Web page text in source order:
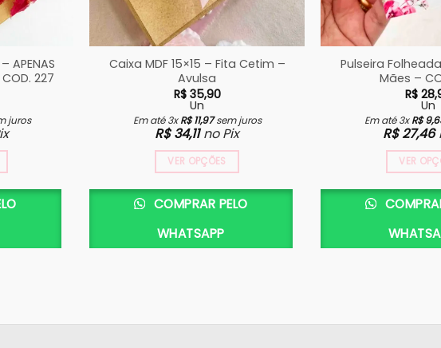
APENAS
COD. 227
juros
Caixa MDF 15×15 – Fita Cetim –
Avulsa
R$35,90
Un
Em até 3xR$11,97sem juros
R$34,11 no Pix
VER OPÇÕES
COMPRAR PELO
WHATSAPP
Pulseira
Mães –
R$
Un
Em até 3xR$
R$27,46
VER